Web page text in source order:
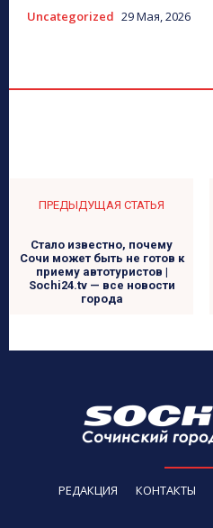
Uncategorized 29 Мая, 2026
ПРЕДЫДУЩАЯ СТАТЬЯ
Стало известно, почему
Сочи может быть не готов к
приему автотуристов |
Sochi24.tv — все новости
города
РЕДАКЦИЯ КОНТАКТЫ